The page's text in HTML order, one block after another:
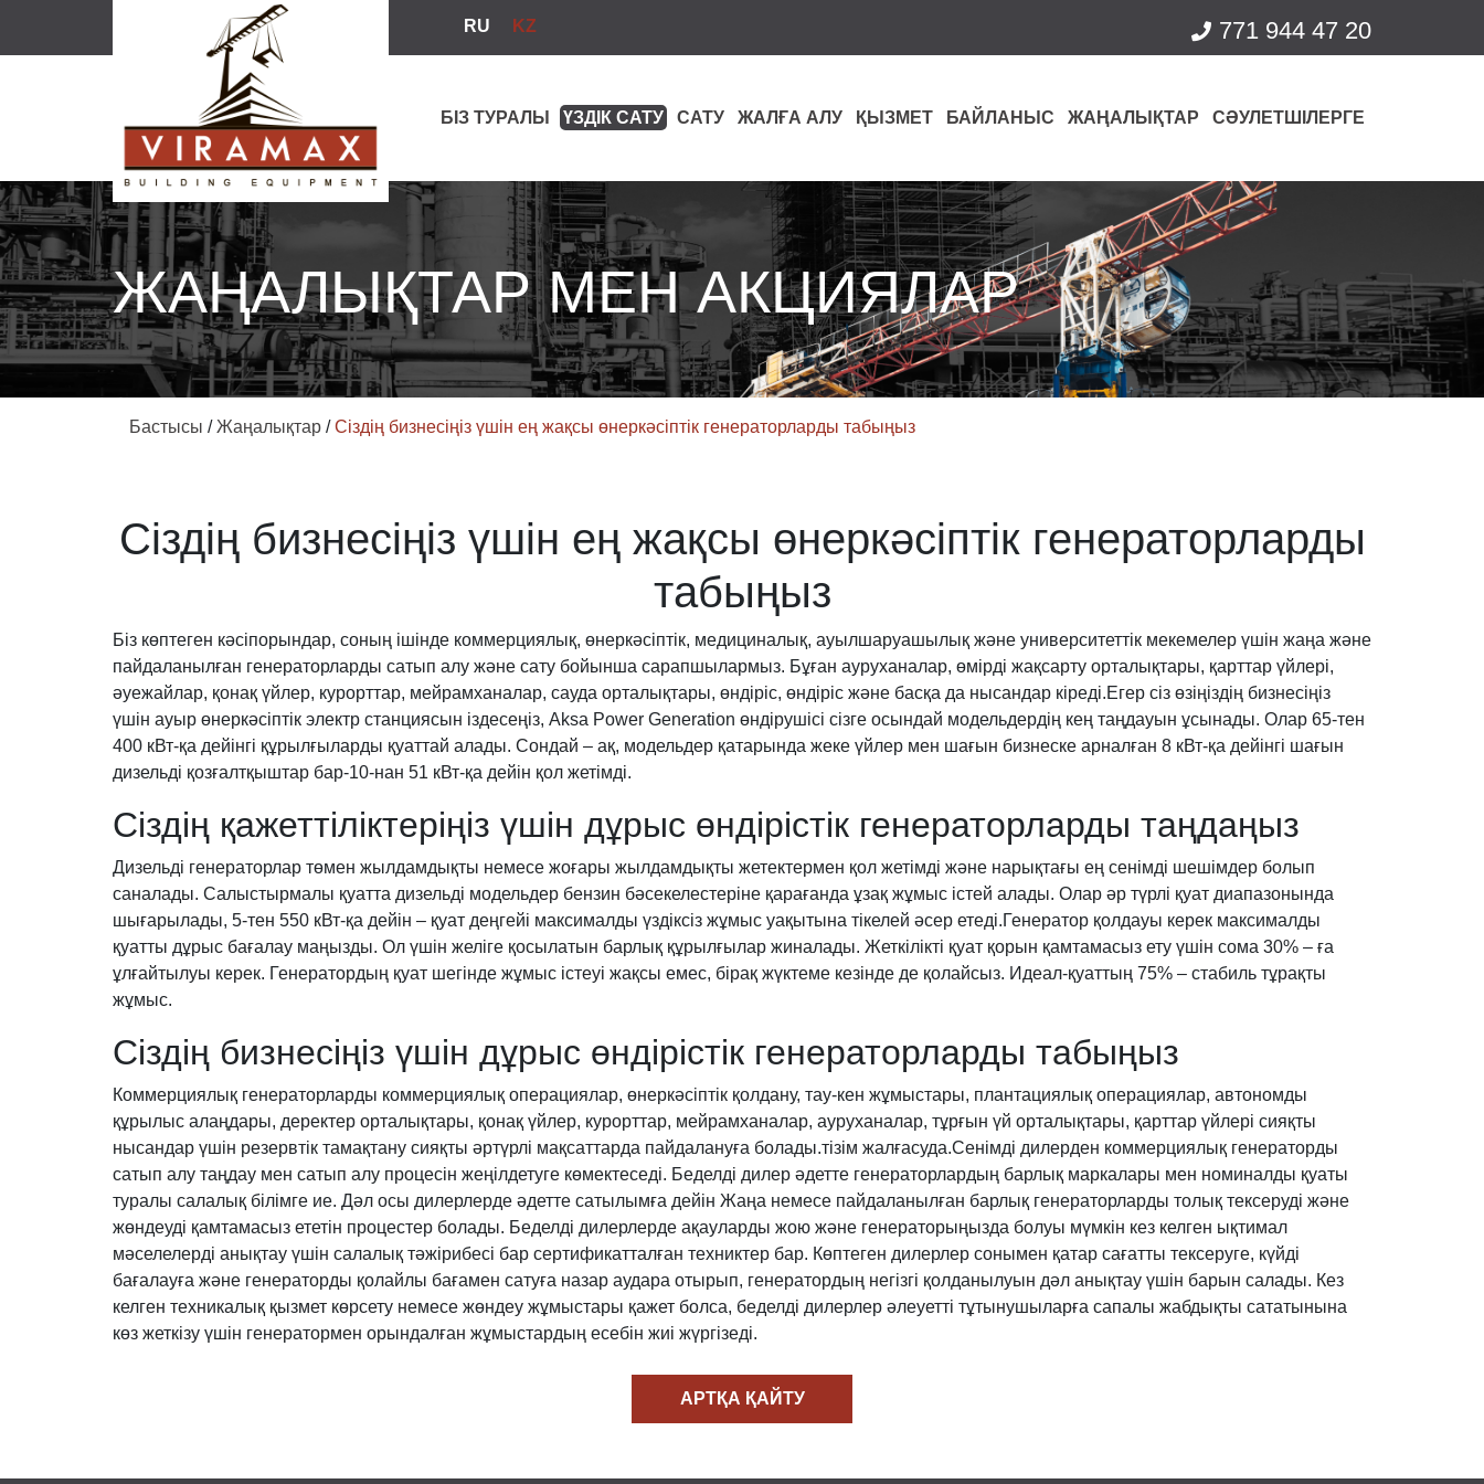
RU KZ 771 944 47 20
БІЗ ТУРАЛЫ ҮЗДІК САТУ САТУ ЖАЛҒА АЛУ ҚЫЗМЕТ БАЙЛАНЫС ЖАҢАЛЫҚТАР СӘУЛЕТШІЛЕРГЕ
ЖАҢАЛЫҚТАР МЕН АКЦИЯЛАР
Бастысы / Жаңалықтар /Сіздің бизнесіңіз үшін ең жақсы өнеркәсіптік генераторларды табыңыз
Сіздің бизнесіңіз үшін ең жақсы өнеркәсіптік генераторларды
табыңыз
Біз көптеген кәсіпорындар, соның ішінде коммерциялық, өнеркәсіптік, медициналық, ауылшаруашылық және университеттік мекемелер үшін жаңа және
пайдаланылған генераторларды сатып алу және сату бойынша сарапшылармыз. Бұған ауруханалар, өмірді жақсарту орталықтары, қарттар үйлері,
әуежайлар, қонақ үйлер, курорттар, мейрамханалар, сауда орталықтары, өндіріс, өндіріс және басқа да нысандар кіреді.Егер сіз өзіңіздің бизнесіңіз
үшін ауыр өнеркәсіптік электр станциясын іздесеңіз, Aksa Power Generation өндірушісі сізге осындай модельдердің кең таңдауын ұсынады. Олар 65-тен
400 кВт-қа дейінгі құрылғыларды қуаттай алады. Сондай – ақ, модельдер қатарында жеке үйлер мен шағын бизнеске арналған 8 кВт-қа дейінгі шағын
дизельді қозғалтқыштар бар-10-нан 51 кВт-қа дейін қол жетімді.
Сіздің қажеттіліктеріңіз үшін дұрыс өндірістік генераторларды таңдаңыз
Дизельді генераторлар төмен жылдамдықты немесе жоғары жылдамдықты жетектермен қол жетімді және нарықтағы ең сенімді шешімдер болып
саналады. Салыстырмалы қуатта дизельді модельдер бензин бәсекелестеріне қарағанда ұзақ жұмыс істей алады. Олар әр түрлі қуат диапазонында
шығарылады, 5-тен 550 кВт-қа дейін – қуат деңгейі максималды үздіксіз жұмыс уақытына тікелей әсер етеді.Генератор қолдауы керек максималды
қуатты дұрыс бағалау маңызды. Ол үшін желіге қосылатын барлық құрылғылар жиналады. Жеткілікті қуат қорын қамтамасыз ету үшін сома 30% – ға
ұлғайтылуы керек. Генератордың қуат шегінде жұмыс істеуі жақсы емес, бірақ жүктеме кезінде де қолайсыз. Идеал-қуаттың 75% – стабиль тұрақты
жұмыс.
Сіздің бизнесіңіз үшін дұрыс өндірістік генераторларды табыңыз
Коммерциялық генераторларды коммерциялық операциялар, өнеркәсіптік қолдану, тау-кен жұмыстары, плантациялық операциялар, автономды
құрылыс алаңдары, деректер орталықтары, қонақ үйлер, курорттар, мейрамханалар, ауруханалар, тұрғын үй орталықтары, қарттар үйлері сияқты
нысандар үшін резервтік тамақтану сияқты әртүрлі мақсаттарда пайдалануға болады.тізім жалғасуда.Сенімді дилерден коммерциялық генераторды
сатып алу таңдау мен сатып алу процесін жеңілдетуге көмектеседі. Беделді дилер әдетте генераторлардың барлық маркалары мен номиналды қуаты
туралы салалық білімге ие. Дәл осы дилерлерде әдетте сатылымға дейін Жаңа немесе пайдаланылған барлық генераторларды толық тексеруді және
жөндеуді қамтамасыз ететін процестер болады. Беделді дилерлерде ақауларды жою және генераторыңызда болуы мүмкін кез келген ықтимал
мәселелерді анықтау үшін салалық тәжірибесі бар сертификатталған техниктер бар. Көптеген дилерлер сонымен қатар сағатты тексеруге, күйді
бағалауға және генераторды қолайлы бағамен сатуға назар аудара отырып, генератордың негізгі қолданылуын дәл анықтау үшін барын салады. Кез
келген техникалық қызмет көрсету немесе жөндеу жұмыстары қажет болса, беделді дилерлер әлеуетті тұтынушыларға сапалы жабдықты сататынына
көз жеткізу үшін генератормен орындалған жұмыстардың есебін жиі жүргізеді.
АРТҚА ҚАЙТУ